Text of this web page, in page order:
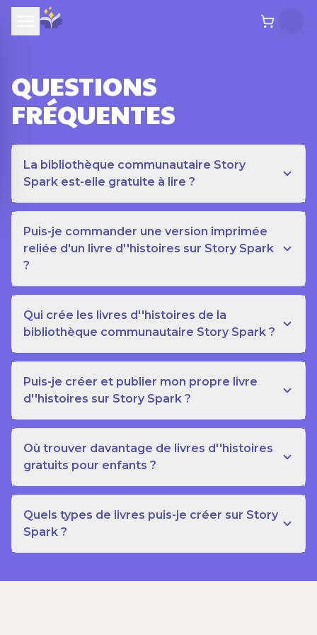
QUESTIONS
FRÉQUENTES
La bibliothèque communautaire Story
Spark est-elle gratuite à lire ?
Puis-je commander une version imprimée
reliée d'un livre d''histoires sur Story Spark
?
Qui crée les livres d''histoires de la
bibliothèque communautaire Story Spark ?
Puis-je créer et publier mon propre livre
d''histoires sur Story Spark ?
Où trouver davantage de livres d''histoires
gratuits pour enfants ?
Quels types de livres puis-je créer sur Story
Spark ?